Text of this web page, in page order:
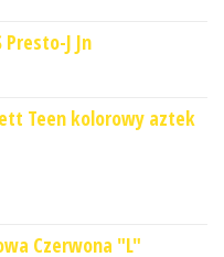
Presto-J Jn
Teen kolorowy aztek
Czerwona "L"